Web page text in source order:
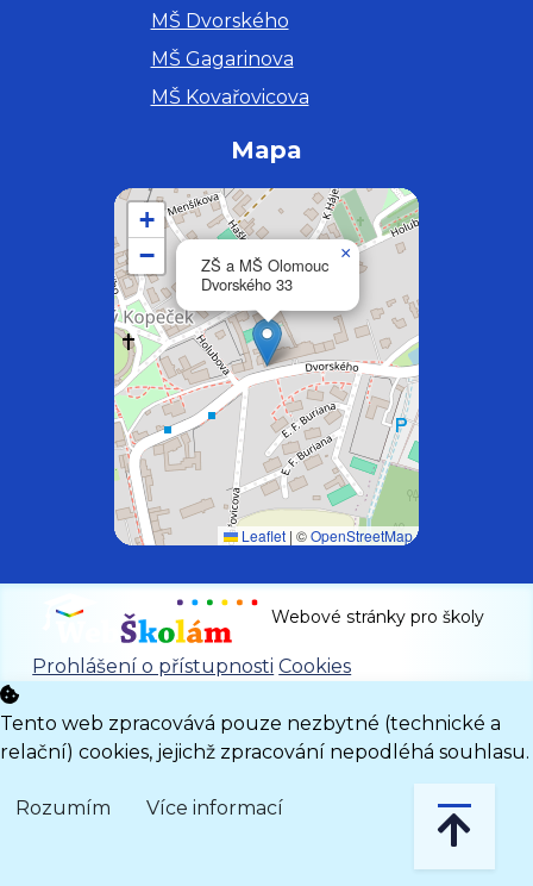
MŠ Dvorského
MŠ Gagarinova
MŠ Kovařovicova
Mapa
ZŠ a MŠ Olomouc
Dvorského 33
×
+
−
Leaflet | ©OpenStreetMap
Webové stránky pro školy
Prohlášení o přístupnosti Cookies
Tento web zpracovává pouze nezbytné (technické a
relační) cookies, jejichž zpracování nepodléhá souhlasu.
Rozumím Více informací